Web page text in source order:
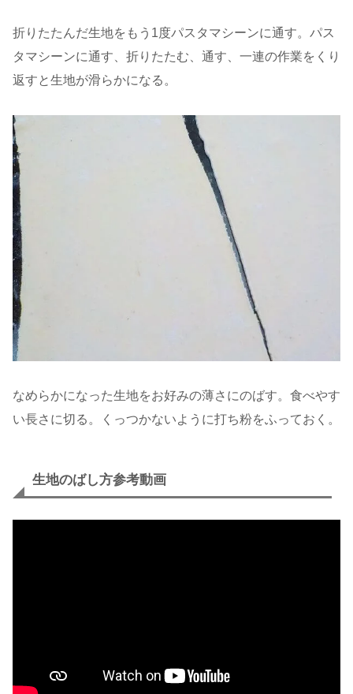
折りたたんだ生地をもう1度パスタマシーンに通す。パス
タマシーンに通す、折りたたむ、通す、一連の作業をくり
返すと生地が滑らかになる。
なめらかになった生地をお好みの薄さにのばす。食べやす
い長さに切る。くっつかないように打ち粉をふっておく。
生地のばし方参考動画